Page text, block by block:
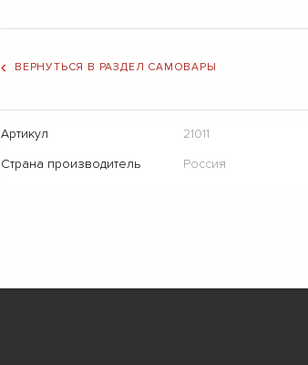
ВЕРНУТЬСЯ В РАЗДЕЛ САМОВАРЫ
Артикул
21011
Страна производитель
Россия